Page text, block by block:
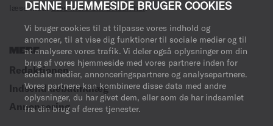
DENNE HJEMMESIDE BRUGER COOKIES
Vi bruger cookies til at tilpasse vores indhold og
annoncer, til at vise dig funktioner til sociale medier og til
at analysere vores trafik. Vi deler også oplysninger om din
brug af vores hjemmeside med vores partnere inden for
sociale medier, annonceringspartnere og analysepartnere.
Vores partnere kan kombinere disse data med andre
oplysninger, du har givet dem, eller som de har indsamlet
fra din brug af deres tjenester.
læse med.Læs mere om avisen her.
MERE
Redaktionen
Indsend debatindlæg
Annoncering